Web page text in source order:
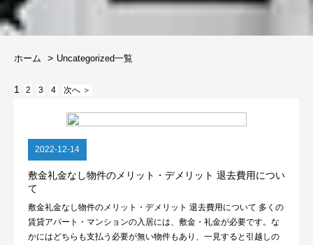
ホーム Uncategorized一覧
1 2 3 4 次へ ＞
2022-12-14
敷金礼金なし物件のメリット・デメリット 退去費用につい
て
敷金礼金なし物件のメリット・デメリット 退去費用について 多くの
賃貸アパート・マンションの入居には、敷金・礼金が必要です。な
かにはどちらも支払う必要が無い物件もあり、一見すると引越しの